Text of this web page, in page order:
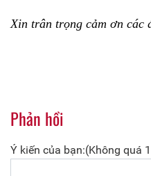
Xin trân trọng cảm ơn các
Phản hồi
Ý kiến của bạn:(Không quá